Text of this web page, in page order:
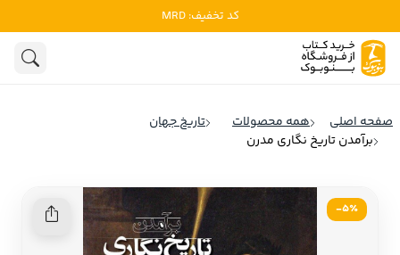
کد تخفیف: MRD
ادبیات
روانشناسی
تاریخ و سیاست
ادبیات فرانسه
ادبیات ایتالیا
صفحه اصلی همه محصولات
تاریخ جهان
برآمدن تاریخ‌ نگاری مدرن
5٪-